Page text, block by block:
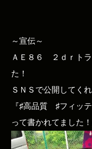
～宣伝～
ＡＥ８６ ２ｄｒト
た！
ＳＮＳで公開してく
『♯高品質 ♯フィッ
って書かれてました